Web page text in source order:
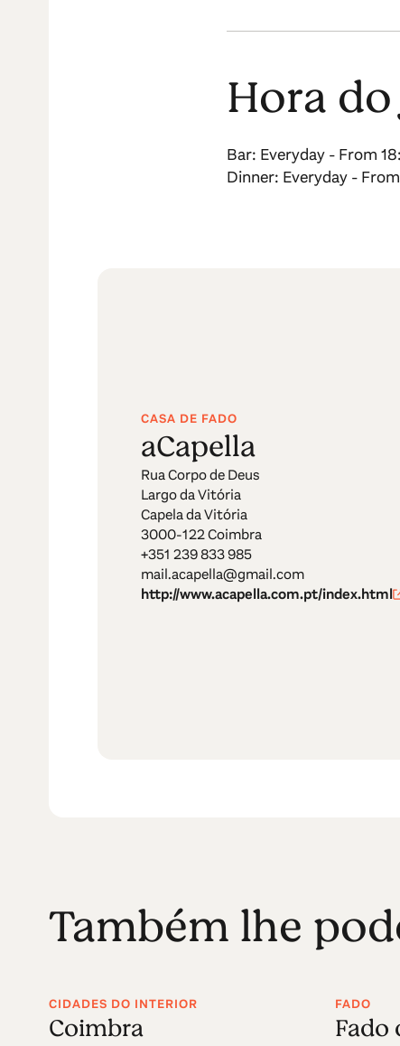
Hora
Bar: Everyday - From
Dinner: Everyday -
CASA DE FADO
aCapella
Rua Corpo de Deus
Largo da Vitória
Capela da Vitória
3000-122 Coimbra
+351 239 833 985
mail.acapella@gmail.com
http://www.acapella.com.pt/index.html
Também lhe
CIDADES DO INTERIOR
Coimbra
FADO
Fado